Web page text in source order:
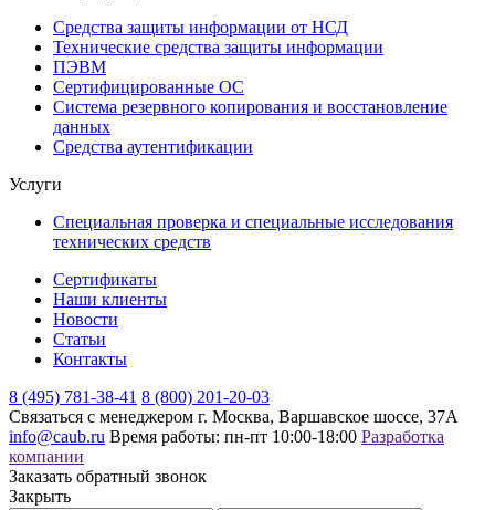
Средства защиты информации от НСД
Технические средства защиты информации
ПЭВМ
Сертифицированные ОС
Система резервного копирования и восстановление
данных
Средства аутентификации
Услуги
Специальная проверка и специальные исследования
технических средств
Сертификаты
Наши клиенты
Новости
Статьи
Контакты
8 (495) 781-38-41 8 (800) 201-20-03
Связаться с менеджером г. Москва, Варшавское шоссе, 37А
info@caub.ru Время работы: пн-пт 10:00-18:00 Разработка
компании
Заказать обратный звонок
Закрыть